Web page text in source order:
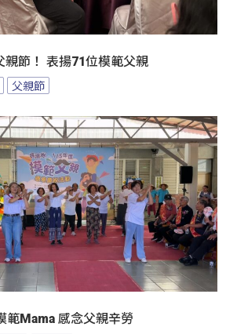
親節！ 表揚71位模範父親
父親節
範Mama 感念父親辛勞